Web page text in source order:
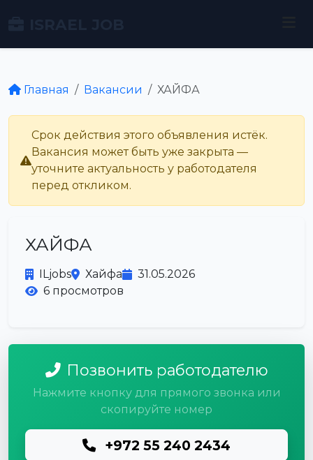
Главная Вакансии ХАЙФА
Срок действия этого объявления истёк.
Вакансия может быть уже закрыта —
уточните актуальность у работодателя
перед откликом.
ХАЙФА
ILjobs Хайфа
31.05.2026
6 просмотров
Позвонить работодателю
Нажмите кнопку для прямого звонка или
скопируйте номер
+972 55 240 2434